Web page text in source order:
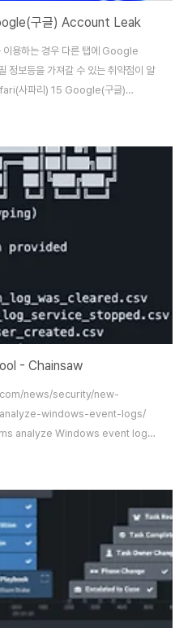
구글) Account Leak
용하는 경우 다른 탭에 Google
정보등을 가져갈 수 있는 취약점이 알
사파리) 15 Google(구글)
라우저들은 IndexedDB라는 것을
으로 IndexedDB 저장소에 저장된
서만 액세스할 수 있다. 예를 들어
른 Google 웹 페이지에서만 액세스
전에서는 동일한 도메인에서..
- Chainsaw
news/security/new-
windows-event-logs/
analyze Windows event logs
have a new tool called
스 도구가 최근 뉴스를 통해 알 수 있